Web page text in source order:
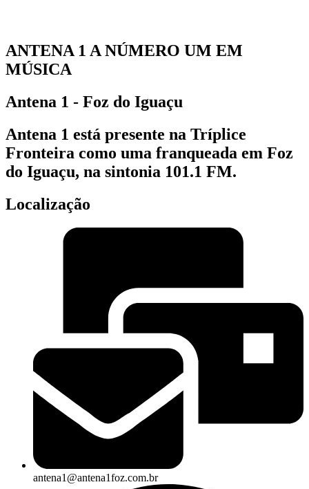
ANTENA 1 A NÚMERO UM EM
MÚSICA
Antena 1 - Foz do Iguaçu
Antena 1 está presente na Tríplice
Fronteira como uma franqueada em Foz
do Iguaçu, na sintonia 101.1 FM.
Localização
antena1@antena1foz.com.br